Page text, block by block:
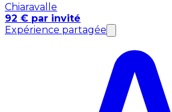
Chiaravalle
92 € par invité
Expérience partagée